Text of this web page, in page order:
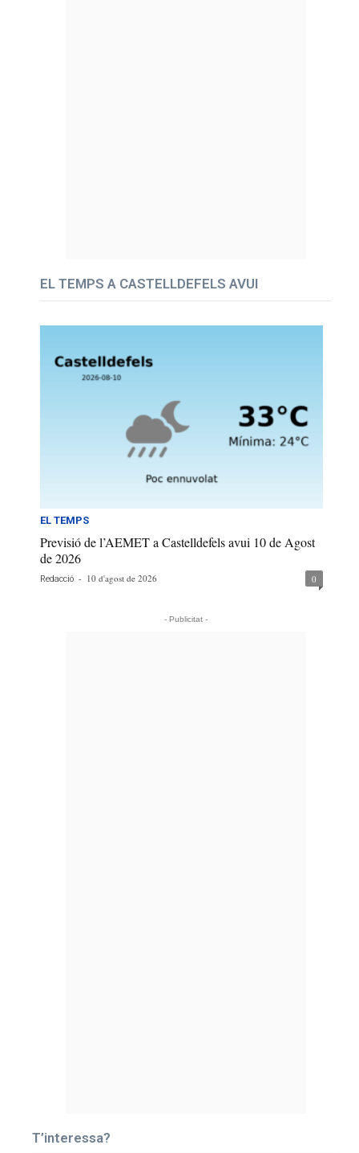
EL TEMPS A CASTELLDEFELS AVUI
EL TEMPS
Previsió de l’AEMET a Castelldefels avui 10 de Agost
de 2026
Redacció - 10 d'agost de 2026 0
- Publicitat -
T’interessa?